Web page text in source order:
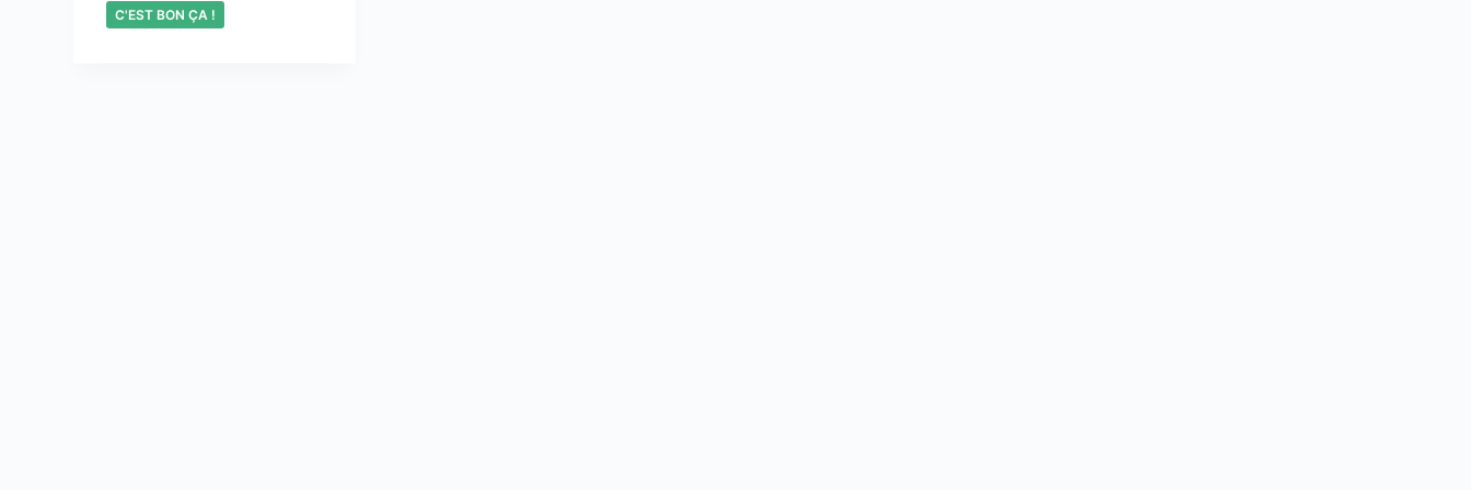
C'EST BON ÇA !